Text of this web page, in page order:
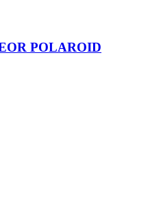
POLAROID